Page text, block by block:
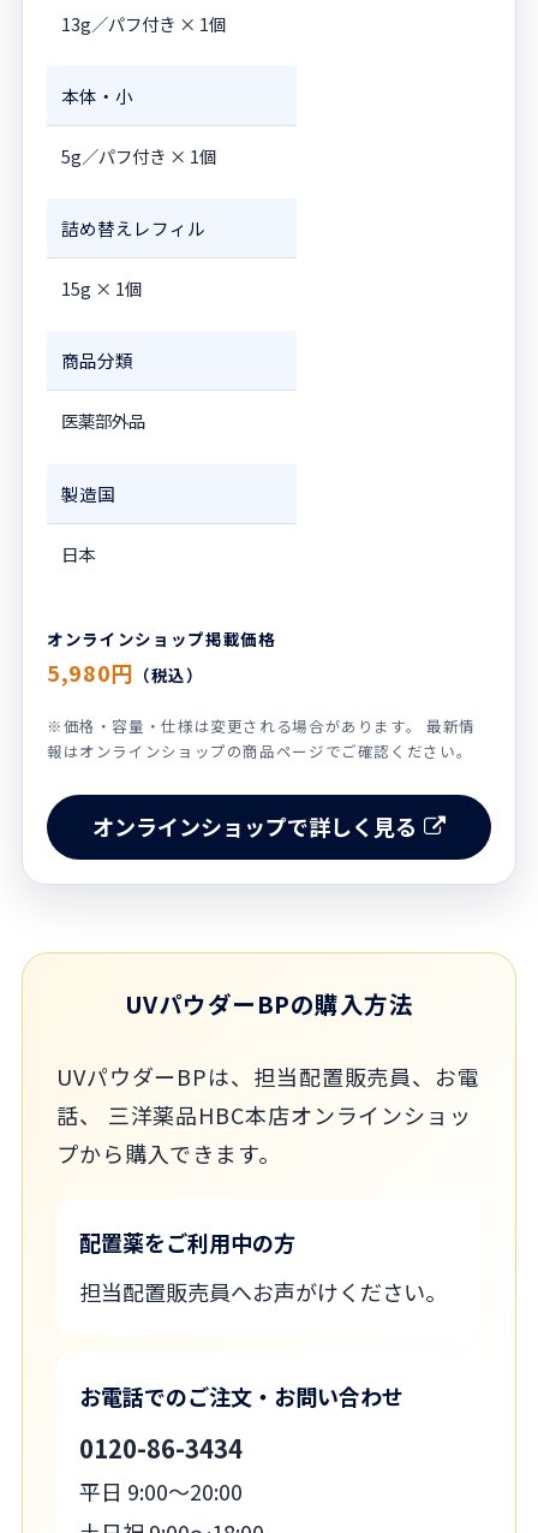
13g／パフ付き × 1個
本体・小
5g／パフ付き × 1個
詰め替えレフィル
15g × 1個
商品分類
医薬部外品
製造国
日本
オンラインショップ掲載価格
5,980円 （税込）
※価格・容量・仕様は変更される場合があります。 最新情
報はオンラインショップの商品ページでご確認ください。
オンラインショップで詳しく見る
UVパウダーBPの購入方法
UVパウダーBPは、担当配置販売員、お電
話、 三洋薬品HBC本店オンラインショッ
プから購入できます。
配置薬をご利用中の方
担当配置販売員へお声がけください。
お電話でのご注文・お問い合わせ
0120-86-3434
平日 9:00～20:00